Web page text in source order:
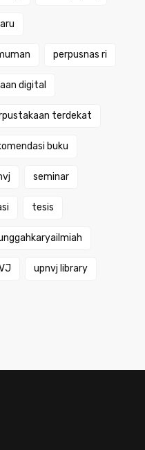
perpusnas ri
digital
terdekat
buku
seminar
tesis
upnvj library